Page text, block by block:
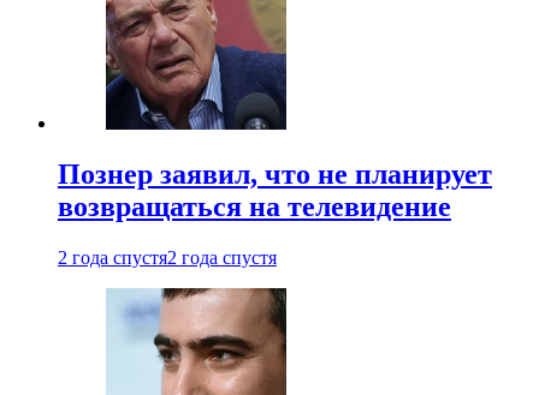
Познер заявил, что не планирует
возвращаться на телевидение
2 года спустя2 года спустя